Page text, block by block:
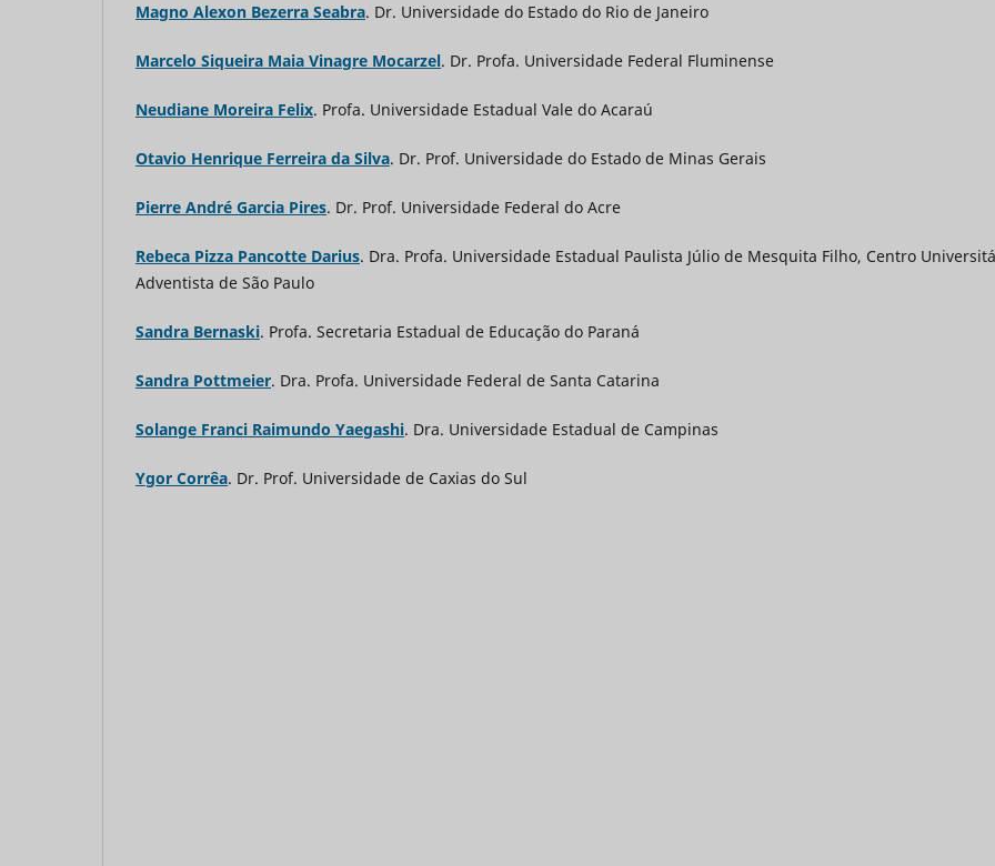
Magno Alexon Bezerra Seabra. Dr. Universidade do Estado do Rio de Janeiro
Marcelo Siqueira Maia Vinagre Mocarzel. Dr. Profa. Universidade Federal Fluminense
Neudiane Moreira Felix. Profa. Universidade Estadual Vale do Acaraú
Otavio Henrique Ferreira da Silva. Dr. Prof. Universidade do Estado de Minas Gerais
Pierre André Garcia Pires. Dr. Prof. Universidade Federal do Acre
Rebeca Pizza Pancotte Darius. Dra. Profa. Universidade Estadual Paulista Júlio de Mesquita Filho, Centro
Adventista de São Paulo
Sandra Bernaski. Profa. Secretaria Estadual de Educação do Paraná
Sandra Pottmeier. Dra. Profa. Universidade Federal de Santa Catarina
Solange Franci Raimundo Yaegashi. Dra. Universidade Estadual de Campinas
Ygor Corrêa. Dr. Prof. Universidade de Caxias do Sul